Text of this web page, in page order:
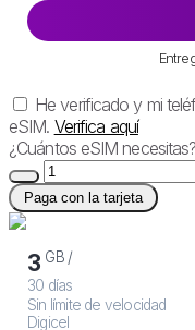
He verificado y mi
eSIM. Verifica aquí
¿Cuántos eSIM necesitas?
Paga con la tarjeta
3 GB /
30 días
Sin límite de velocidad
Digicel